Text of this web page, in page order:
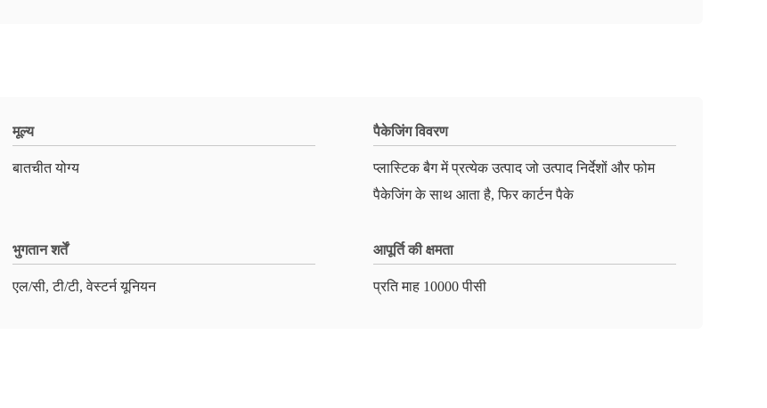
मूल्य
बातचीत योग्य
पैकेजिंग विवरण
प्लास्टिक बैग में प्रत्येक उत्पाद जो उत्पाद निर्देशों और फोम
पैकेजिंग के साथ आता है, फिर कार्टन पैके
भुगतान शर्तें
एल/सी, टी/टी, वेस्टर्न यूनियन
आपूर्ति की क्षमता
प्रति माह 10000 पीसी